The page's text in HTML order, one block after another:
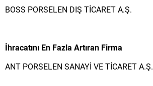
BOSS PORSELEN DIŞ TİCARET A.Ş.
İhracatını En Fazla Artıran Firma
ANT PORSELEN SANAYİ VE TİCARET A.Ş.